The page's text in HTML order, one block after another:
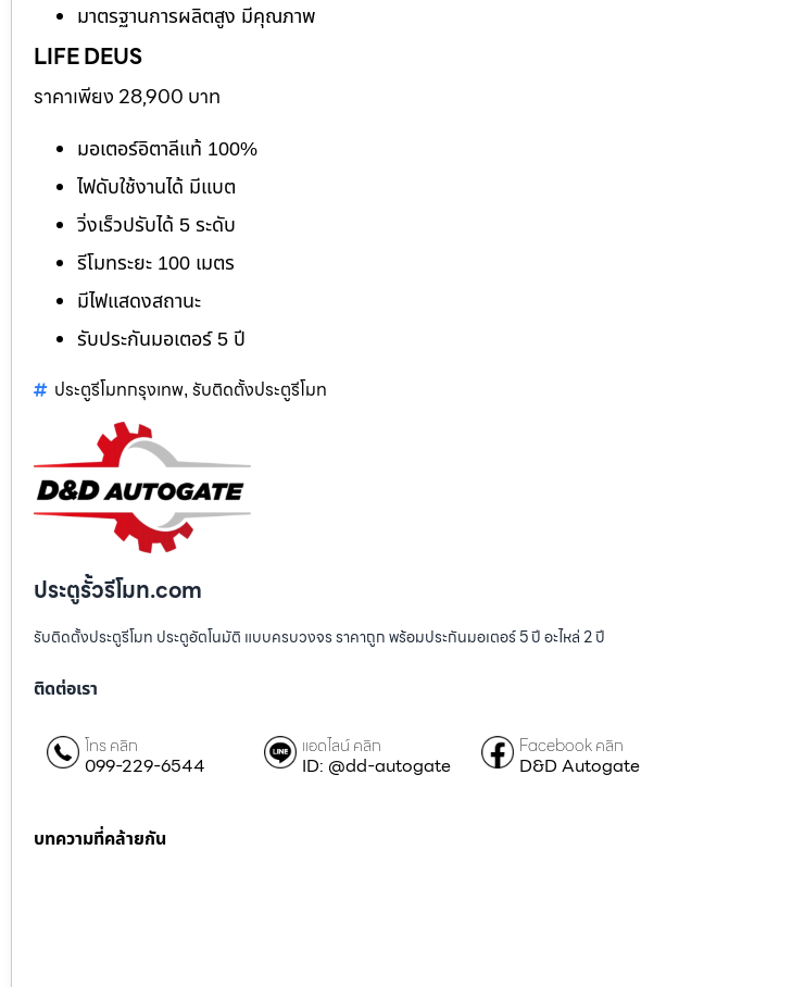
มาตรฐานการผลิตสูง มีคุณภาพ
LIFE DEUS
ราคาเพียง 28,900 บาท
มอเตอร์อิตาลีแท้ 100%
ไฟดับใช้งานได้ มีแบต
วิ่งเร็วปรับได้ 5 ระดับ
รีโมทระยะ 100 เมตร
มีไฟแสดงสถานะ
รับประกันมอเตอร์ 5 ปี
ประตูรีโมทกรุงเทพ, รับติดตั้งประตูรีโมท
ประตูรั้วรีโมท.com
รับติดตั้งประตูรีโมท ประตูอัตโนมัติ แบบครบวงจร ราคาถูก พร้อมประกันมอเตอร์ 5 ปี อะไหล่ 2 ปี
ติดต่อเรา
โทร คลิก
099-229-6544
แอดไลน์ คลิก
ID: @dd-autogate
Facebook คลิก
D&D Autogate
บทความที่คล้ายกัน